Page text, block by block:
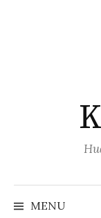
MENU